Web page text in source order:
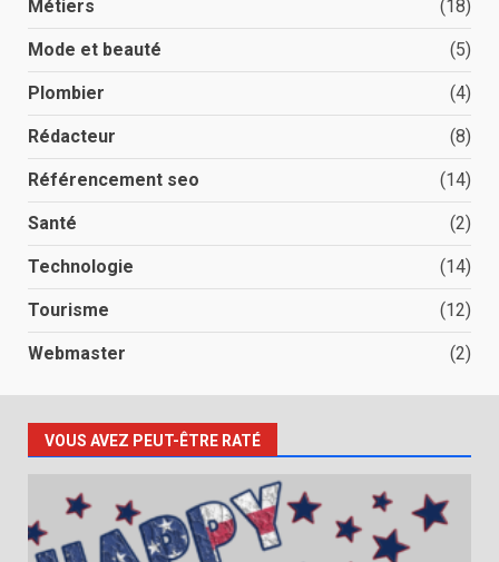
Métiers (18)
Mode et beauté (5)
Plombier (4)
Rédacteur (8)
Référencement seo (14)
Santé (2)
Technologie (14)
Tourisme (12)
Webmaster (2)
VOUS AVEZ PEUT-ÊTRE RATÉ